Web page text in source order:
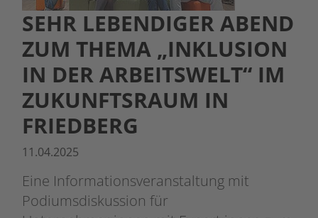
SEHR LEBENDIGER ABEND
ZUM THEMA „INKLUSION
IN DER ARBEITSWELT“ IM
ZUKUNFTSRAUM IN
FRIEDBERG
11.04.2025
Eine Informationsveranstaltung mit
Podiumsdiskussion für